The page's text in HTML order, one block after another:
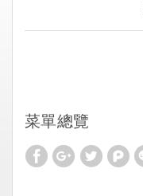
菜單總覽